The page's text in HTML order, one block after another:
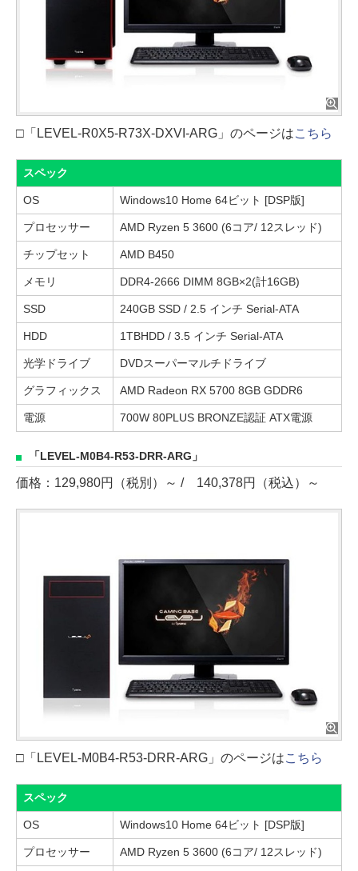
□「LEVEL-R0X5-R73X-DXVI-ARG」のページはこちら
スペック
OS Windows10 Home 64ビット [DSP版]
プロセッサー AMD Ryzen 5 3600 (6コア/ 12スレッド)
チップセット AMD B450
メモリ DDR4-2666 DIMM 8GB×2(計16GB)
SSD 240GB SSD / 2.5 インチ Serial-ATA
HDD 1TBHDD / 3.5 インチ Serial-ATA
光学ドライブ DVDスーパーマルチドライブ
グラフィックス AMD Radeon RX 5700 8GB GDDR6
電源 700W 80PLUS BRONZE認証 ATX電源
「LEVEL-M0B4-R53-DRR-ARG」
価格：129,980円（税別）～ / 140,378円（税込）～
□「LEVEL-M0B4-R53-DRR-ARG」のページはこちら
スペック
OS Windows10 Home 64ビット [DSP版]
プロセッサー AMD Ryzen 5 3600 (6コア/ 12スレッド)